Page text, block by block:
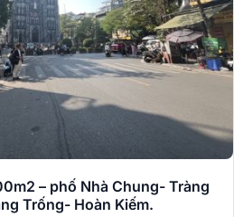
– phố Nhà Chung- Tràng
Trống- Hoàn Kiếm.